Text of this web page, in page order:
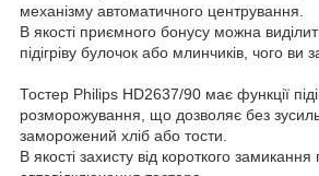
механізму автоматичного центрування.
В якості приємного бонусу можна
підігріву булочок або млинчиків, чого ви
Тостер Philips HD2637/90 має функції
розморожування, що дозволяє без
заморожений хліб або тости.
В якості захисту від короткого